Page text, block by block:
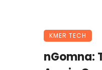
KMER TECH
nGomna: